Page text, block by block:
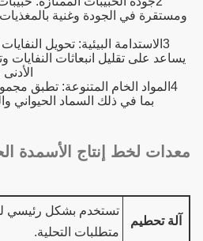
ومستقرة في الجودة وغنية
3الاستدامة البيئية: تحويل
يساعد على تقليل انبعاثات النفايات
4المواد الخام المتنوعة: تطبق
بما في ذلك السماد الحيواني
معدات لخط إنتاج الأسمدة
آلة تحطيم
تستخدم بشكل رئيسي
متطلبات التحلية.